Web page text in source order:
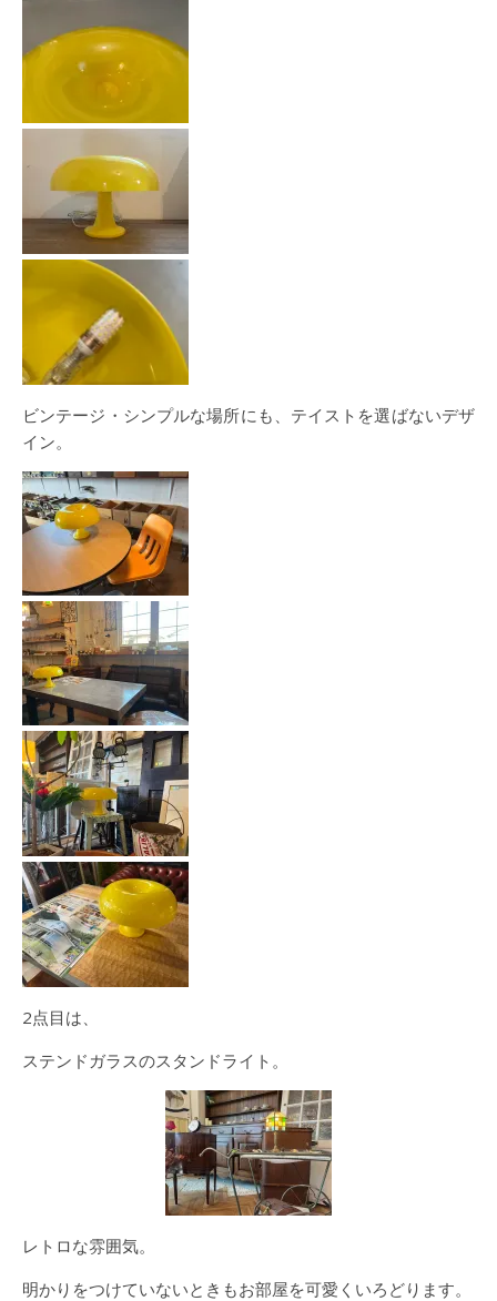
ビンテージ・シンプルな場所にも、テイストを選ばないデザ
イン。
2点目は、
ステンドガラスのスタンドライト。
レトロな雰囲気。
明かりをつけていないときもお部屋を可愛くいろどります。